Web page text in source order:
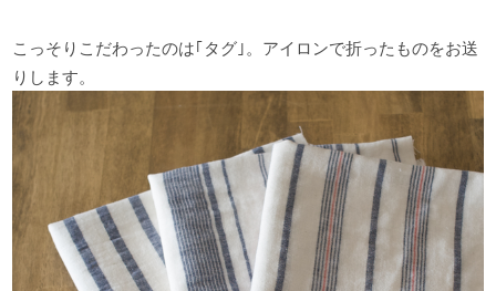
こっそりこだわったのは｢タグ｣。アイロンで折ったものをお送
りします。